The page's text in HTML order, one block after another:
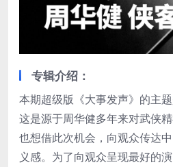
专辑介绍：
本期超级版《大事发声》的主题
这是源于周华健多年来对武侠
也想借此次机会，向观众传达
义感。为了向观众呈现最好的